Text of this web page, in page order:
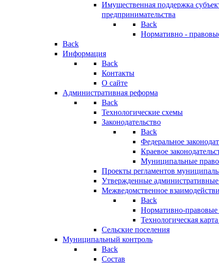
Имущественная поддержка
предпринимательства
Back
Нормативно -
Back
Информация
Back
Контакты
О сайте
Административная реформа
Back
Технологические схемы
Законодательство
Back
Федеральное
Краевое
Муниципальные
Проекты регламентов
Утвержденные
Межведомственное
Back
Нормативно-правовые
Технологическая
Сельские поселения
Муниципальный контроль
Back
Состав